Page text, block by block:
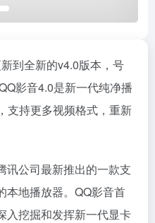
到全新的v4.0版本，号
影音4.0是新一代纯净播
支持更多视频格式，重新
讯公司最新推出的一款支
本地播放器。QQ影音首
入挖掘和发挥新一代显卡